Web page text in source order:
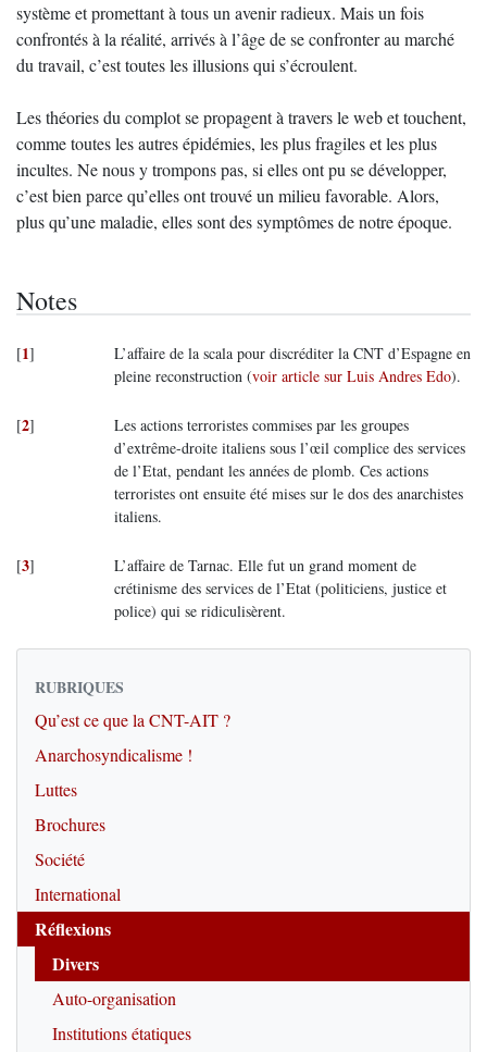
système et promettant à tous un avenir radieux. Mais un fois
confrontés à la réalité, arrivés à l’âge de se confronter au marché
du travail, c’est toutes les illusions qui s’écroulent.
Les théories du complot se propagent à travers le web et touchent,
comme toutes les autres épidémies, les plus fragiles et les plus
incultes. Ne nous y trompons pas, si elles ont pu se développer,
c’est bien parce qu’elles ont trouvé un milieu favorable. Alors,
plus qu’une maladie, elles sont des symptômes de notre époque.
Notes
[1]
L’affaire de la scala pour discréditer la CNT d’Espagne en
pleine reconstruction (voir article sur Luis Andres Edo).
[2]
Les actions terroristes commises par les groupes
d’extrême-droite italiens sous l’œil complice des services
de l’Etat, pendant les années de plomb. Ces actions
terroristes ont ensuite été mises sur le dos des anarchistes
italiens.
[3]
L’affaire de Tarnac. Elle fut un grand moment de
crétinisme des services de l’Etat (politiciens, justice et
police) qui se ridiculisèrent.
RUBRIQUES
Qu’est ce que la CNT-AIT ?
Anarchosyndicalisme !
Luttes
Brochures
Société
International
Réflexions
Divers
Auto-organisation
Institutions étatiques